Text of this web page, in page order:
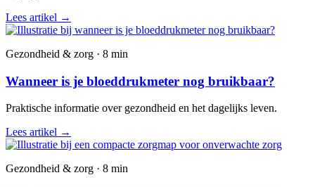
Lees artikel →
Gezondheid & zorg · 8 min
Wanneer is je bloeddrukmeter nog bruikbaar?
Praktische informatie over gezondheid en het dagelijks leven.
Lees artikel →
Gezondheid & zorg · 8 min